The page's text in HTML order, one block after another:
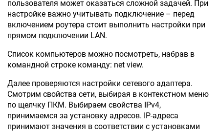
пользователя может оказаться сложной задачей. При
настройке важно учитывать подключение – перед
включением роутера стоит выполнить настройки при
прямом подключении LAN.
Список компьютеров можно посмотреть, набрав в
командной строке команду: net view.
Далее проверяются настройки сетевого адаптера.
Смотрим свойства сети, выбирая в контекстном меню
по щелчку ПКМ. Выбираем свойства IPv4,
принимаемся за установку адресов. IP-адреса
принимают значения в соответствии с установками